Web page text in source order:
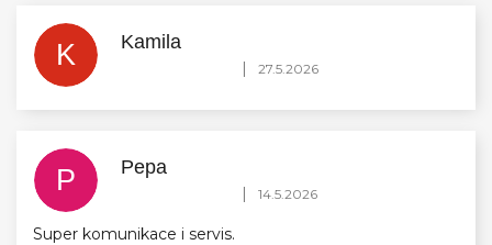
K Kamila
Hodnocení obchodu je 5 z 5 hvězdiček.
| 27.5.2026
P Pepa
Hodnocení obchodu je 5 z 5 hvězdiček.
| 14.5.2026
Super komunikace i servis.